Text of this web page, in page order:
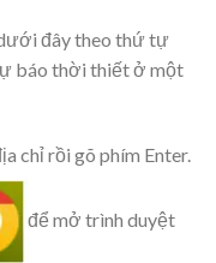
đây theo thứ tự
báo thời thiết ở một
chỉ rồi gõ phím Enter.
để mở trình duyệt